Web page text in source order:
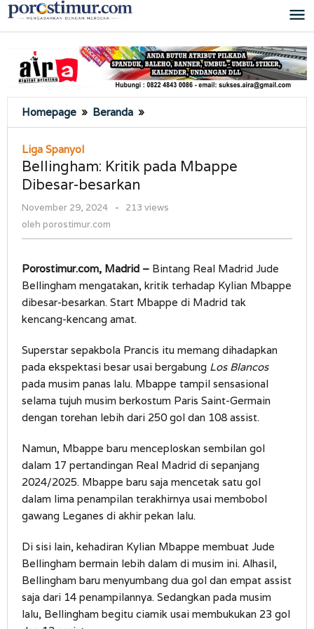
Lewati
ke
Homepage » Beranda »
Kritik
Mbappe
Dibesar-
Liga Spanyol
Bellingham: Kritik pada Mbappe
Dibesar-besarkan
November 29, 2024
oleh
-
213 views
oleh porostimur.com
Porostimur.com, Madrid – Bintang Real Madrid Jude
Bellingham mengatakan, kritik terhadap Kylian Mbappe
dibesar-besarkan. Start Mbappe di Madrid tak
kencang-kencang amat.
Superstar sepakbola Prancis itu memang dihadapkan
pada ekspektasi besar usai bergabung Los Blancos
pada musim panas lalu. Mbappe tampil sensasional
selama tujuh musim berkostum Paris Saint-Germain
dengan torehan lebih dari 250 gol dan 108 assist.
Namun, Mbappe baru menceploskan sembilan gol
dalam 17 pertandingan Real Madrid di sepanjang
2024/2025. Mbappe baru saja mencetak satu gol
dalam lima penampilan terakhirnya usai membobol
gawang Leganes di akhir pekan lalu.
Di sisi lain, kehadiran Kylian Mbappe membuat Jude
Bellingham bermain lebih dalam di musim ini. Alhasil,
Bellingham baru menyumbang dua gol dan empat assist
saja dari 14 penampilannya. Sedangkan pada musim
lalu, Bellingham begitu ciamik usai membukukan 23 gol